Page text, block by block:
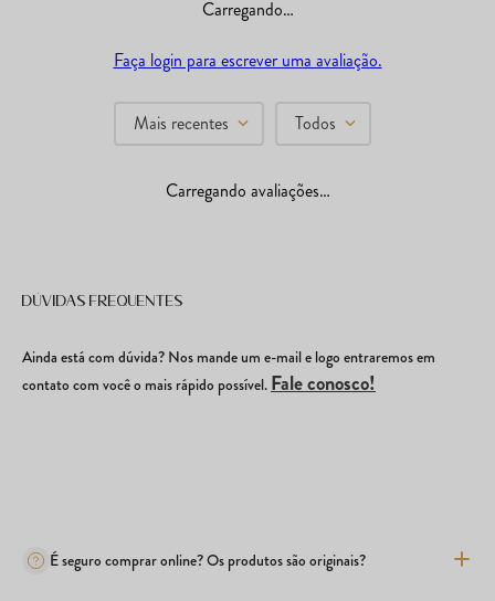
Carregando…
Faça login para escrever uma avaliação.
Mais recentes Todos
Carregando avaliações…
Dúvidas frequentes
Ainda está com dúvida? Nos mande um e-mail e logo entraremos em
contato com você o mais rápido possível. Fale conosco!
É seguro comprar online? Os produtos são originais?